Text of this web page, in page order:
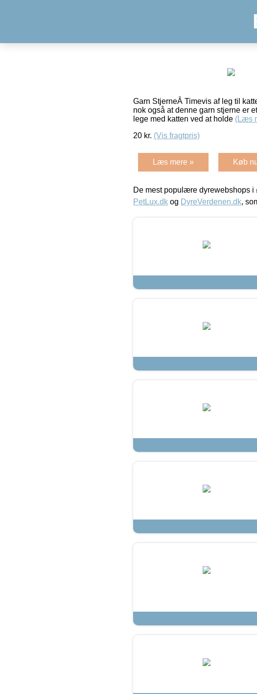
Garn StjerneÂ Timevis af leg til
nok også at denne garn stjerne er
lege med katten ved at holde (Læs
20 kr. (Vis fragtpris)
Læs mere » Køb
De mest populære dyrewebshops i
PetLux.dk og DyreVerdenen.dk,